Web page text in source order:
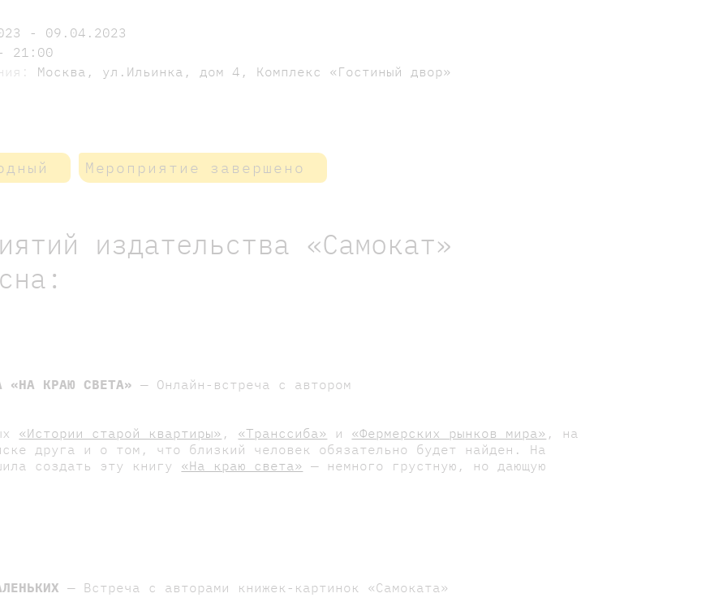
- 09.04.2023
21:00
Москва, ул.Ильинка, дом 4, Комплекс «Гостиный двор»
Мероприятие завершено
издательства «Самокат»
«НА КРАЮ СВЕТА» — Онлайн-встреча с автором
«Истории старой квартиры» , «Транссиба» и «Фермерских рынков мира» , на
друга и о том, что близкий человек обязательно будет найден. На
создать эту книгу «На краю света» — немного грустную, но дающую
— Встреча с авторами книжек-картинок «Самоката»